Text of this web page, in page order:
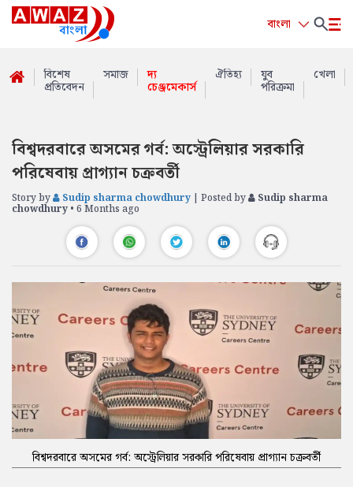
বাংলা
বিশেষ
প্রতিবেদন
সমাজ দ্য
চেঞ্জমেকার্স
ঐতিহ্য যুব
পরিক্রমা
খেলা
বিশ্বদরবারে অসমের গর্ব: অস্ট্রেলিয়ার সরকারি
পরিষেবায় প্রাগ্যান চক্রবর্তী
Story by Sudip sharma chowdhury | Posted by Sudip sharma
chowdhury • 6 Months ago
বিশ্বদরবারে অসমের গর্ব: অস্ট্রেলিয়ার সরকারি পরিষেবায় প্রাগ্যান চক্রবর্তী